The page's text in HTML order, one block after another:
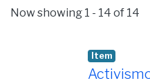
Now showing 1 - 14 of 14
Item